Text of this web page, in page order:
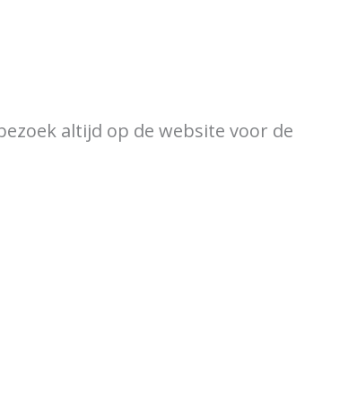
altijd op de website voor de